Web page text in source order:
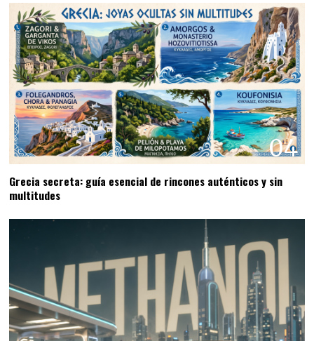
04
Grecia secreta: guía esencial de rincones auténticos y sin
multitudes